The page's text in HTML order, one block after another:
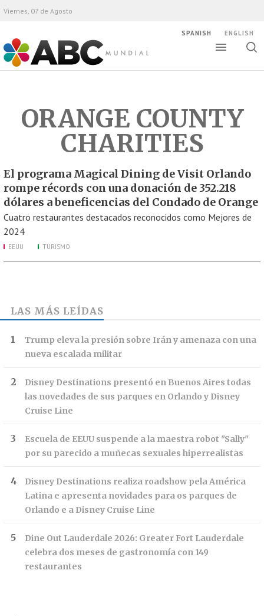
ABC Mundial
Viernes, 07 de Agosto
SPANISH ENGLISH
ORANGE COUNTY
CHARITIES
El programa Magical Dining de Visit Orlando
rompe récords con una donación de 352.218
dólares a beneficencias del Condado de Orange
Cuatro restaurantes destacados reconocidos como Mejores de
2024
EEUU TURISMO
LAS MÁS LEÍDAS
Trump eleva la presión sobre Irán y amenaza con una
nueva escalada militar
Disney Destinations presentó en Buenos Aires todas
las novedades de sus parques en Orlando y Disney
Cruise Line
Escuela de EEUU suspende a la maestra robot "Sally"
por su parecido a muñecas sexuales hiperrealistas
Disney Destinations realiza roadshow pela América
Latina e apresenta novidades para os parques de
Orlando e a Disney Cruise Line
Dine Out Lauderdale 2026: Greater Fort Lauderdale
celebra dos meses de gastronomía con 149
restaurantes